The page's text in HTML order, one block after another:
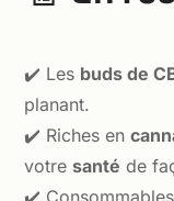
✔️ Les buds de
planant.
✔️ Riches en
votre santé de
✔️